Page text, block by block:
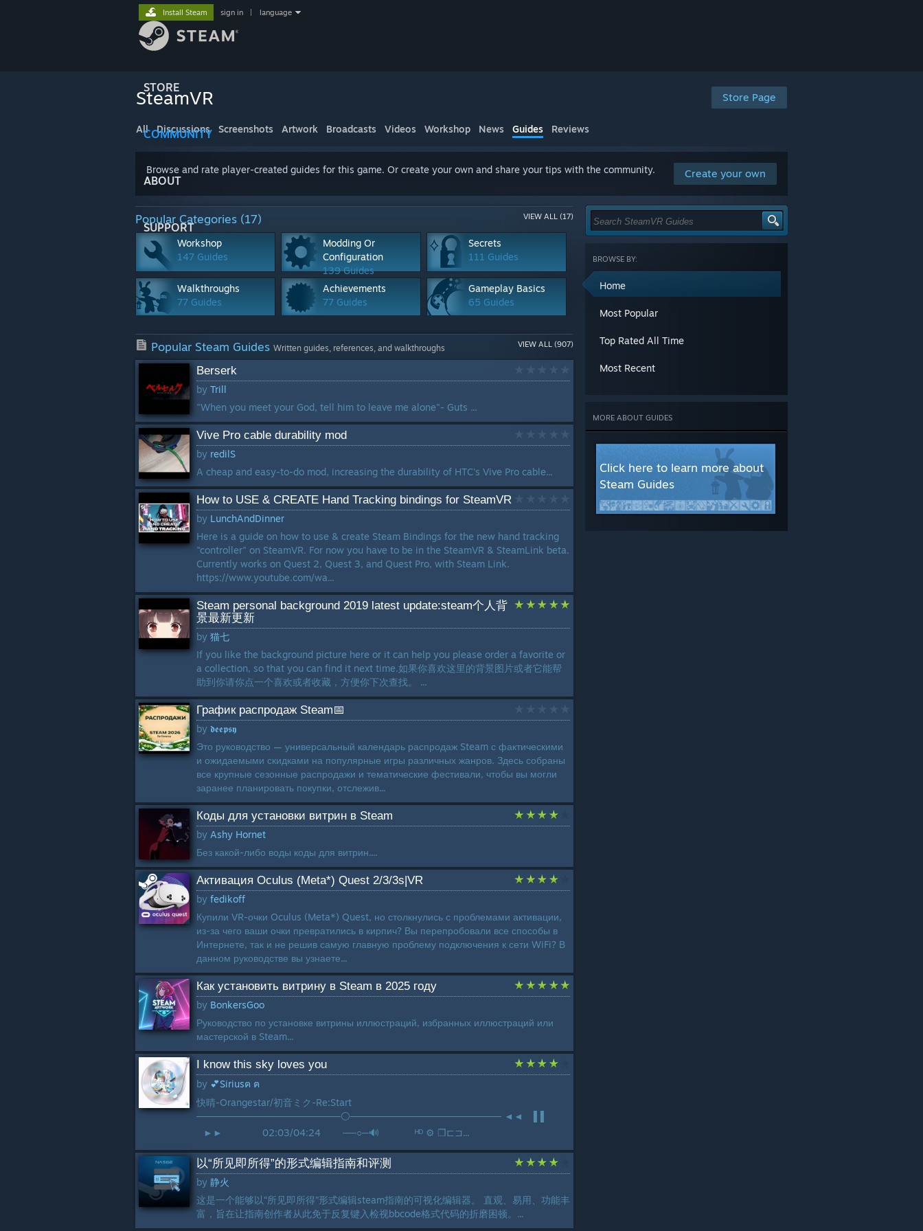
STORE
COMMUNITY
ABOUT
SUPPORT
Install Steam sign in language
Store Page
SteamVR
All Discussions Screenshots Artwork Broadcasts Videos Workshop News Guides Reviews
Browse and rate player-created guides for this game. Or create your own and share your tips with the community. Create your own
BROWSE BY:
Home
Most Popular
Top Rated All Time
Most Recent
MORE ABOUT GUIDES
Click here to learn more about
Steam Guides
VIEW ALL (17)
Popular Categories (17)
Workshop
147 Guides
Modding Or
Configuration
139 Guides
Secrets
111 Guides
Walkthroughs
77 Guides
Achievements
77 Guides
Gameplay Basics
65 Guides
Characters
59 Guides
Story Or Lore
47 Guides
Game Modes
Crafting
43 Guides
Trading
Loot
Multiplayer
36 Guides
Co-op
34 Guides
Maps Or Levels
Weapons
27 Guides
Classes
VIEW ALL (907)
Popular Steam Guides Written guides, references, and walkthroughs
Berserk
by Trill
"When you meet your God, tell him to leave me alone"- Guts ...
Vive Pro cable durability mod
by redilS
A cheap and easy-to-do mod, increasing the durability of HTC's Vive Pro cable...
How to USE & CREATE Hand Tracking bindings for SteamVR
by LunchAndDinner
Here is a guide on how to use & create Steam Bindings for the new hand tracking
"controller" on SteamVR. For now you have to be in the SteamVR & SteamLink beta.
Currently works on Quest 2, Quest 3, and Quest Pro, with Steam Link.
https://www.youtube.com/wa...
Steam personal background 2019 latest update:steam个人背
景最新更新
by 猫七
If you like the background picture here or it can help you please order a favorite or
a collection, so that you can find it next time.如果你喜欢这里的背景图片或者它能帮
助到你请你点一个喜欢或者收藏，方便你下次查找。 ...
График распродаж Steam📅
by 𝖉𝖊𝖊𝖕𝖘𝖞
Это руководство — универсальный календарь распродаж Steam с фактическими
и ожидаемыми скидками на популярные игры различных жанров. Здесь собраны
все крупные сезонные распродажи и тематические фестивали, чтобы вы могли
заранее планировать покупки, отслежив...
Коды для установки витрин в Steam
by Ashy Hornet
Без какой-либо воды коды для витрин....
Активация Oculus (Meta*) Quest 2/3/3s|VR
by fedikoff
Купили VR-очки Oculus (Meta*) Quest, но столкнулись с проблемами активации,
из-за чего ваши очки превратились в кирпич? Вы перепробовали все способы в
Интернете, так и не решив самую главную проблему подключения к сети WiFi? В
данном руководстве вы узнаете...
Как установить витрину в Steam в 2025 году
by BonkersGoo
Руководство по установке витрины иллюстраций, избранных иллюстраций или
мастерской в Steam...
I know this sky loves you
by 💕Siriusฅ ฅ
快晴-Orangestar/初音ミク-Re:Start
─────────────────────⚪────────────────────── ◄◄⠀▐▐
⠀►►⠀⠀ ⠀02:03/04:24 ──○─🔊⠀ ᴴᴰ ⚙ ❐⊏⊐...
以“所见即所得”的形式编辑指南和评测
by 静火
这是一个能够以“所见即所得”形式编辑steam指南的可视化编辑器。 直观、易用、功能丰
富，旨在让指南创作者从此免于反复键入检视bbcode格式代码的折磨困顿。...